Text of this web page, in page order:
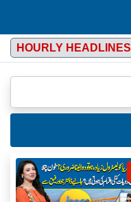
HOURLY HEADLINES